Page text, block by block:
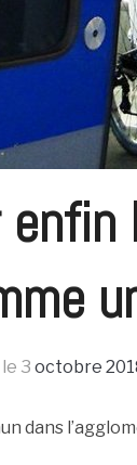
le 3 octobre
dans